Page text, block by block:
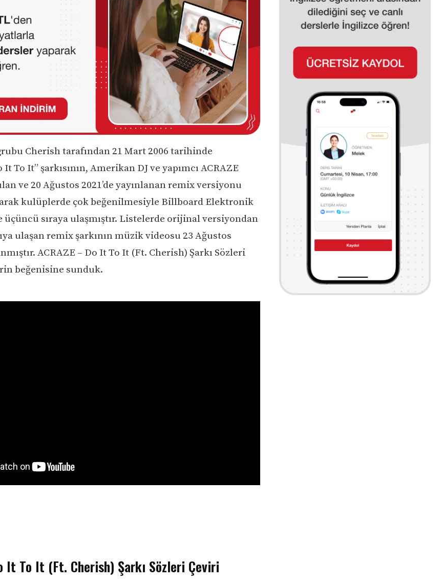
Cherish tarafından 21 Mart 2006 tarihinde
To It” şarkısının, Amerikan DJ ve yapımcı ACRAZE
ve 20 Ağustos 2021’de yayınlanan remix versiyonu
kulüplerde çok beğenilmesiyle Billboard Elektronik
üçüncü sıraya ulaşmıştır. Listelerde orijinal versiyondan
ulaşan remix şarkının müzik videosu 23 Ağustos
ACRAZE – Do It To It (Ft. Cherish) Şarkı Sözleri
beğenisine sunduk.
It To It (Ft. Cherish) Şarkı Sözleri Çeviri